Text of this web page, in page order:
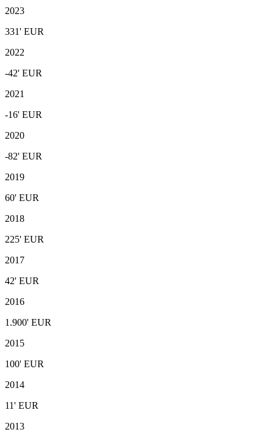
2023
331' EUR
2022
-42' EUR
2021
-16' EUR
2020
-82' EUR
2019
60' EUR
2018
225' EUR
2017
42' EUR
2016
1.900' EUR
2015
100' EUR
2014
11' EUR
2013